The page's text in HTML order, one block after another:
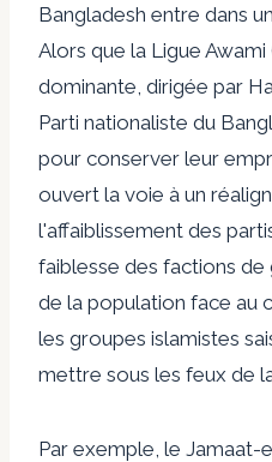
Bangladesh entre dans
Alors que la Ligue
dominante, dirigée par
Parti nationaliste du
pour conserver leur
ouvert la voie à un
l'affaiblissement des
faiblesse des factions
de la population face au
les groupes islamistes
mettre sous les feux de
Par exemple, le Jamaat-